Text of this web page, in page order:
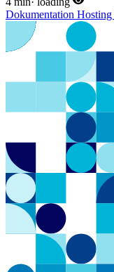
Dokumentation Hosting